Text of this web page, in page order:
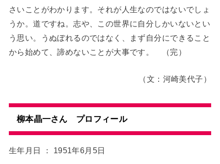
さいことがわかります。それが人生なのではないでしょ
うか。道ですね。志や、この世界に自分しかいないとい
う思い。うぬぼれるのではなく、まず自分にできること
から始めて、諦めないことが大事です。 （完）
（文：河崎美代子）
柳本晶一さん プロフィール
生年月日 ： 1951年6月5日